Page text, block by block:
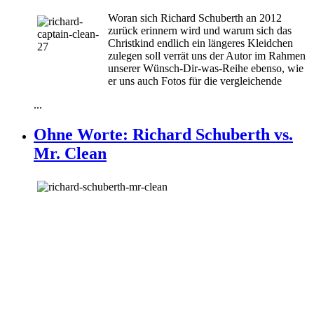
Woran sich Richard Schuberth an 2012
zurück erinnern wird und warum sich das
Christkind endlich ein längeres Kleidchen
zulegen soll verrät uns der Autor im Rahmen
unserer Wünsch-Dir-was-Reihe ebenso, wie
er uns auch Fotos für die vergleichende
...
Ohne Worte: Richard Schuberth vs.
Mr. Clean